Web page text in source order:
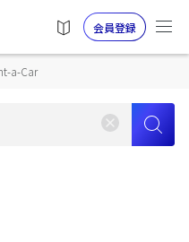
会員登録
a-Car